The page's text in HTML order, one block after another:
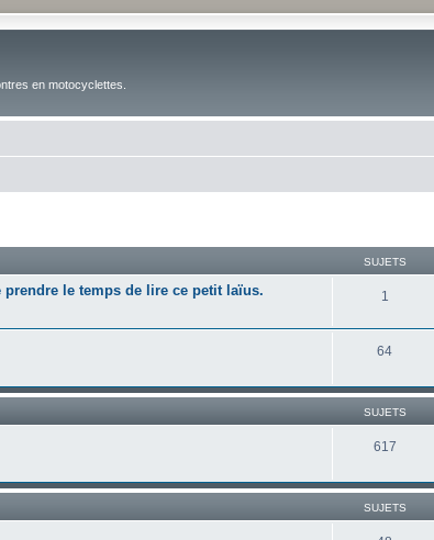
en motocyclettes.
SUJETS
le temps de lire ce petit laïus. 1
64
SUJETS
617
SUJETS